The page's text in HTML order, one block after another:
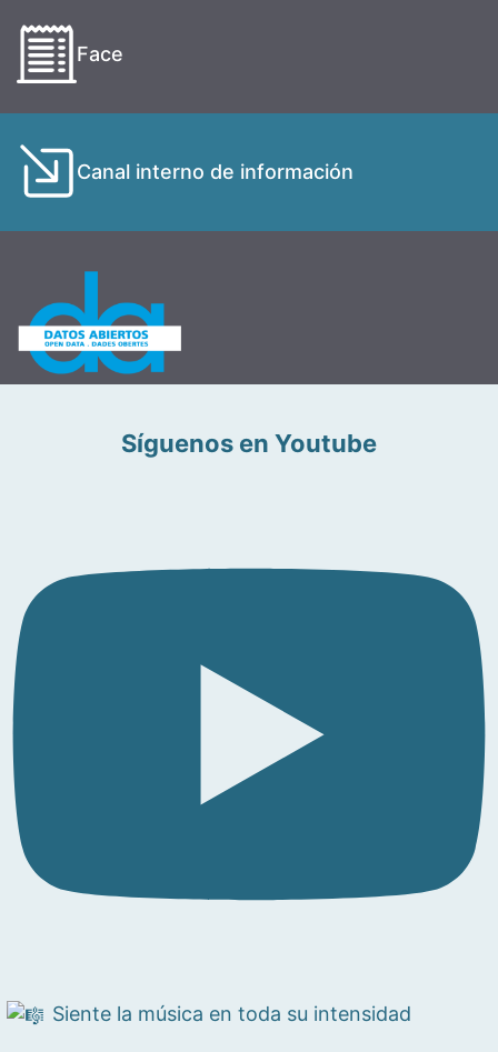
Face
Canal interno de información
Síguenos en Youtube
Siente la música en toda su intensidad